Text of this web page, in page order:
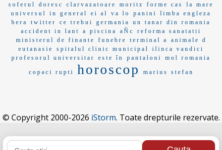
soferul
doresc clarvazatoare moritz forme cas
la mare
universul
in general ei al va lo panini
limba engleza
bera
twitter ce trebui germania
un tanar din romania
accident in lant
a piscina aÑc
reforma sanatatii
ministerul de finante
funebre terminal a
animale d
eutanasie
spitalul clinic municipal
ilinca vandici
profesorul universitar
este în pantaloni mol romania
copaci rupti horoscop marius stefan
© Copyright 2000-2026 iStorm. Toate drepturile rezervate.